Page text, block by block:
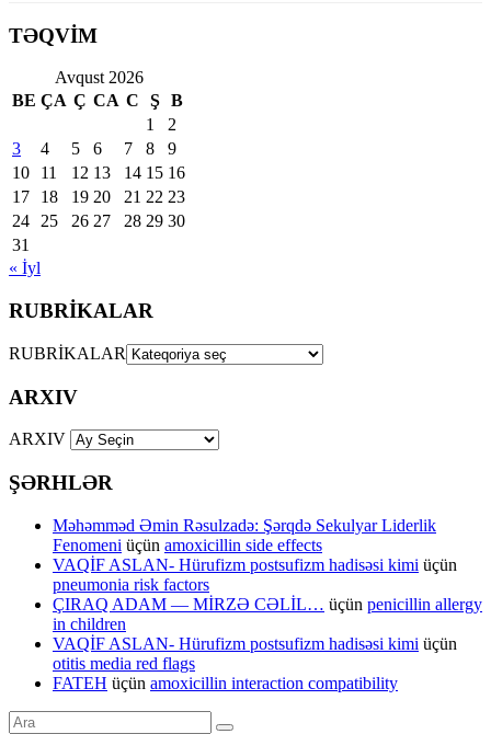
TƏQVİM
Avqust 2026
BE ÇA Ç CA C Ş
B
1
2
3
4 5 6 7 8
9
10
11 12 13 14 15 16
17
18 19 20 21 22 23
24 25 26 27 28 29 30
31
« İyl
RUBRİKALAR
RUBRİKALAR
ARXIV
ARXIV
ŞƏRHLƏR
Məhəmməd Əmin Rəsulzadə: Şərqdə Sekulyar Liderlik
Fenomeni üçün amoxicillin side effects
VAQİF ASLAN- Hürufizm postsufizm hadisəsi kimi üçün
pneumonia risk factors
ÇIRAQ ADAM — MİRZƏ CƏLİL… üçün penicillin allergy
in children
VAQİF ASLAN- Hürufizm postsufizm hadisəsi kimi üçün
otitis media red flags
FATEH üçün amoxicillin interaction compatibility